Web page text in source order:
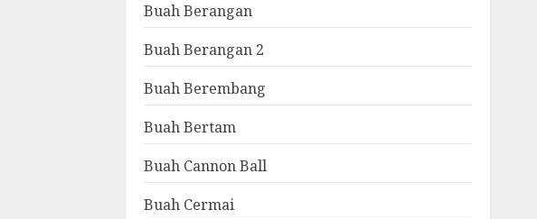
Buah Berangan
Buah Berangan 2
Buah Berembang
Buah Bertam
Buah Cannon Ball
Buah Cermai